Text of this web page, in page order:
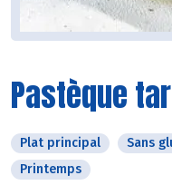
Pastèque
Plat principal Sans
Printemps